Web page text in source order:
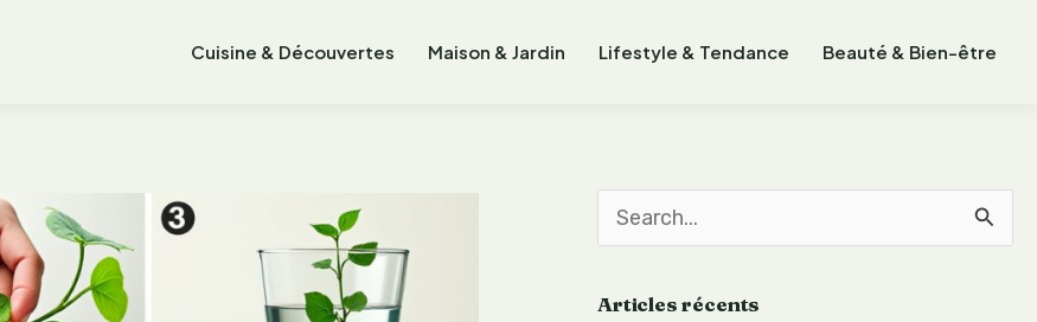
Cuisine & Découvertes Maison & Jardin Lifestyle & Tendance Beauté & Bien-être
c
Articles récents